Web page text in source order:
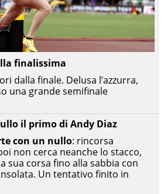
il primo di Andy Diaz
con un nullo: rincorsa
non cerca neanche lo stacco,
sua corsa fino alla sabbia con
Un tentativo finito in
finalissima
dalla finale. Delusa l’azzurra,
una grande semifinale